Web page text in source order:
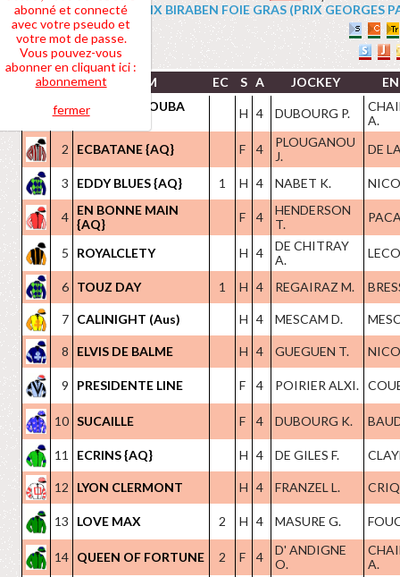
abonné et connecté
avec votre pseudo et
votre mot de passe.
Vous pouvez-vous
abonner en cliquant ici :
abonnement
fermer
4 PRIX BIRABEN FOIE GRAS (PRIX
NOM EC S A JOCKEY
1 EXTREME NOUBA
{AQ}
H 4 DUBOURG P.
A.
2
ECBATANE {AQ} F 4
PLOUGANOU
J.
DE
3 EDDY BLUES {AQ} 1 H 4 NABET K.
4 EN BONNE MAIN
{AQ}
F 4
HENDERSON
T.
5 ROYALCLETY H 4
DE CHITRAY
A.
6 TOUZ DAY 1 H 4 REGAIRAZ M.
7 CALINIGHT (Aus) H 4 MESCAM D.
8 ELVIS DE BALME H 4 GUEGUEN T.
9 PRESIDENTE LINE F 4 POIRIER ALXI.
10 SUCAILLE F 4 DUBOURG K.
11 ECRINS {AQ} H 4 DE GILES F.
12 LYON CLERMONT H 4 FRANZEL L.
13 LOVE MAX 2 H 4 MASURE G.
14 QUEEN OF FORTUNE 2 F 4
D' ANDIGNE
O.
A.